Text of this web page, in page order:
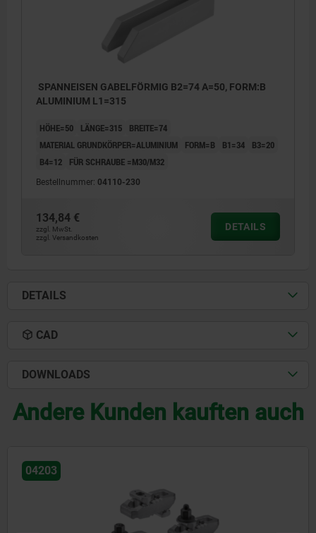
SPANNEISEN GABELFÖRMIG B2=74 A=50, FORM:B
ALUMINIUM L1=315
HÖHE=50 LÄNGE=315
BREITE=74
MATERIAL GRUNDKÖRPER=ALUMINIUM
FORM=B B1=34
B3=20
B4=12
FÜR SCHRAUBE =M30/M32
Bestellnummer: 04110-230
134,84 €
zzgl. MwSt.
zzgl. Versandkosten
DETAILS
DETAILS
CAD
DOWNLOADS
Andere Kunden kauften auch